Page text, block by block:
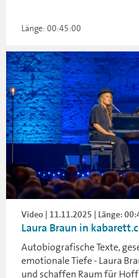
Länge: 00:45:00
Video | 11.11.2025 | Länge:
Laura Braun in
Autobiografische Texte,
emotionale Tiefe - Laura
und schaffen Raum für